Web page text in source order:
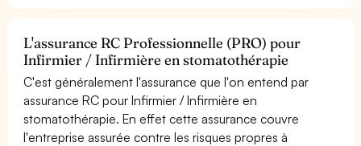
L'assurance RC Professionnelle (PRO) pour
Infirmier / Infirmière en stomatothérapie
C'est généralement l'assurance que l'on entend par
assurance RC pour Infirmier / Infirmière en
stomatothérapie. En effet cette assurance couvre
l'entreprise assurée contre les risques propres à